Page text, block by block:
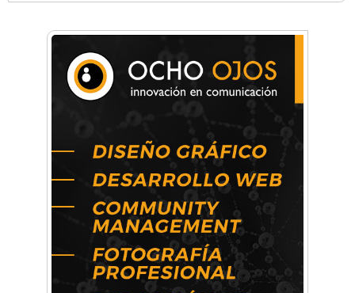
La primera vez que Eva Perón voló en avión lo
hizo desde Morón
Mariana Croce: "Hoy las empresas necesitan
un asesoramiento integral para crecer con
Música, teatro, yoga, danza y mucho más:
Conocé todos los talleres para aprender y
disfrutar en la Zona Oeste